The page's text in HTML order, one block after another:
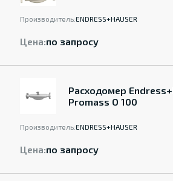
Производитель:ENDRESS+HAUSER
Цена:по запросу
Расходомер
Promass O 100
Производитель:ENDRESS+HAUSER
Цена:по запросу